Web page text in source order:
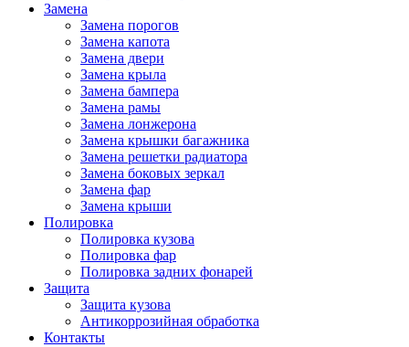
Замена
Замена порогов
Замена капота
Замена двери
Замена крыла
Замена бампера
Замена рамы
Замена лонжерона
Замена крышки багажника
Замена решетки радиатора
Замена боковых зеркал
Замена фар
Замена крыши
Полировка
Полировка кузова
Полировка фар
Полировка задних фонарей
Защита
Защита кузова
Антикоррозийная обработка
Контакты